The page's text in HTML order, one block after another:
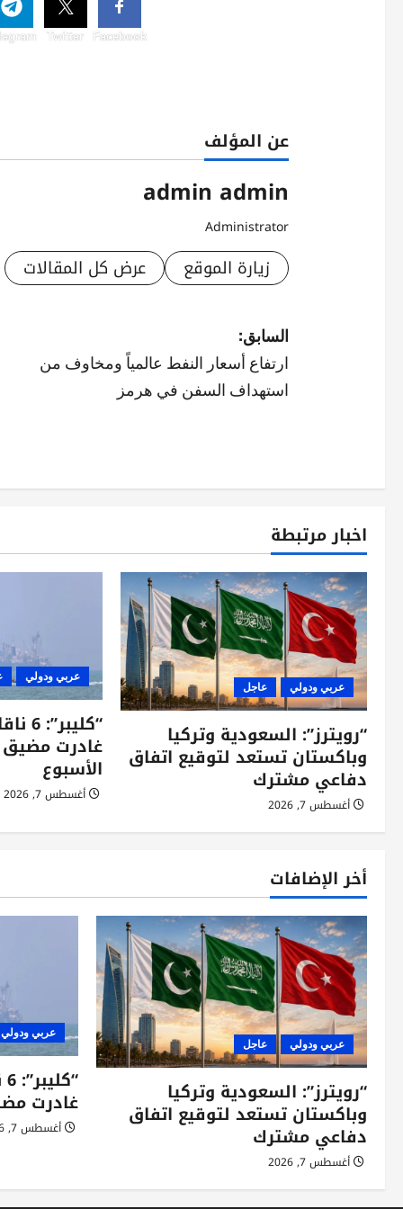
Facebook
Twitter
عن المؤلف
admin admin
Administrator
زيارة الموقع عرض كل المقالات
ت
ص
ا
ل
م
ق
ا
ل
ا
ت
السابق:
ارتفاع أسعار النفط عالمياً ومخاوف من
استهداف السفن في هرمز
اخبار مرتبطة
عربي ودولي عاجل
“رويترز”: السعودية وتركيا
وباكستان تستعد لتوقيع اتفاق
دفاعي مشترك
أغسطس 7, 2026
عربي ودولي
غادرت
الأسبوع
أغسطس 7, 2026
أخر الإضافات
عربي ودولي عاجل
“رويترز”: السعودية وتركيا
وباكستان تستعد لتوقيع اتفاق
دفاعي مشترك
أغسطس 7, 2026
عربي ودولي
غادرت
أغسطس 7, 2026